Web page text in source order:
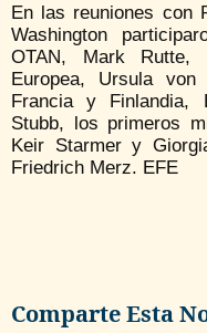
En las reuniones con
Washington
OTAN, Mark
Europea, Ursula
Francia y Finlandia,
Stubb, los primeros
Keir Starmer y
Friedrich Merz. EFE
Comparte Esta